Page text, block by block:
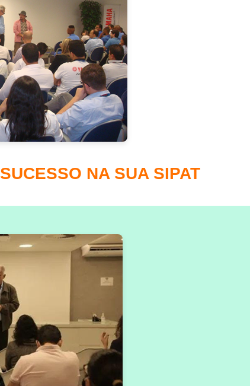
SUCESSO NA SUA SIPAT